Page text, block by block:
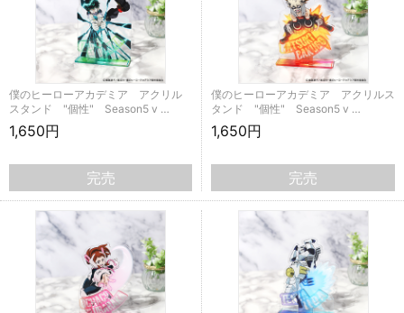
僕のヒーローアカデミア アクリル
スタンド "個性" Season5 v …
1,650円
完売
僕のヒーローアカデミア アクリルス
タンド "個性" Season5 v …
1,650円
完売